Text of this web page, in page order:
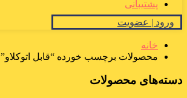
پشتیبانی
ورود | عضویت
خانه
محصولات برچسب خورده “قابل اتوکلاو”
دسته‌های محصولات